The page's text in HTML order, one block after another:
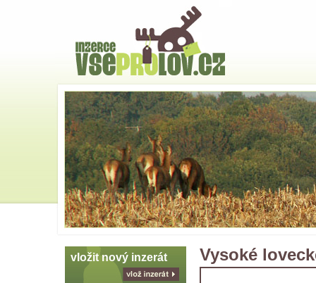
Vysoké
vložit nový inzerát
strana
Skoč